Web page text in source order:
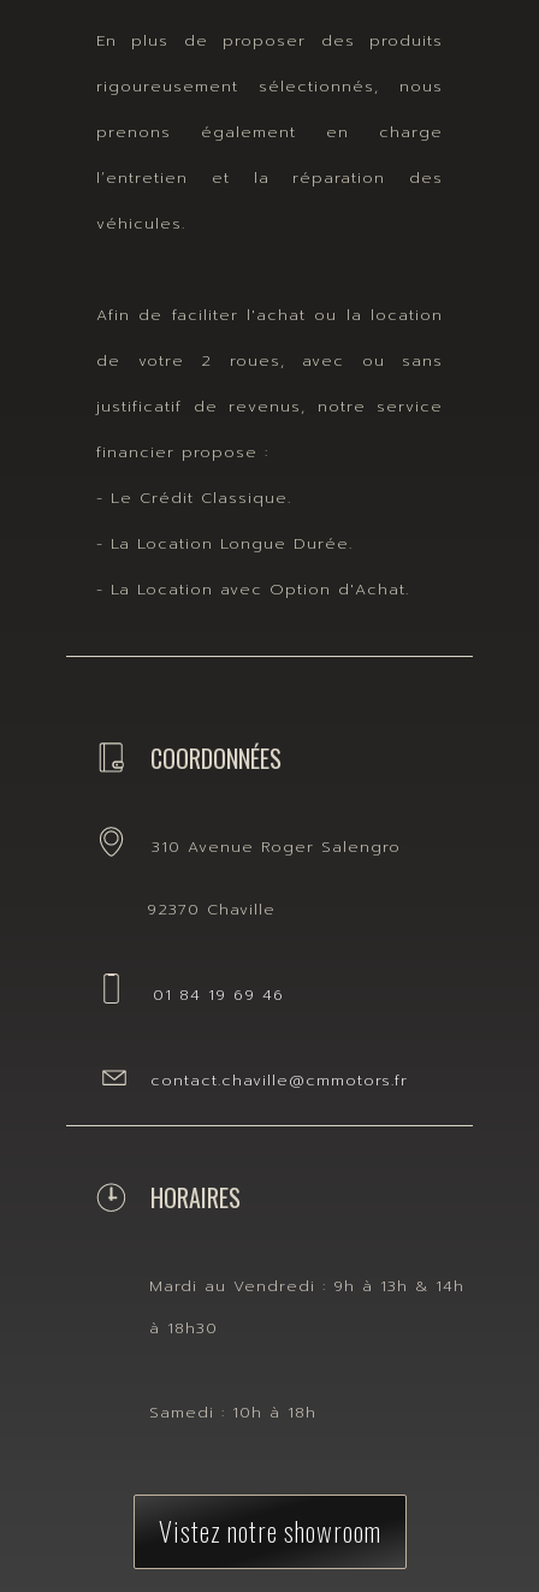
En plus de proposer des produits
rigoureusement sélectionnés, nous
prenons également en charge
l’entretien et la réparation des
véhicules.
Afin de faciliter l'achat ou la location
de votre 2 roues, avec ou sans
justificatif de revenus, notre service
financier propose :
- Le Crédit Classique.
- La Location Longue Durée.
- La Location avec Option d'Achat.
COORDONNÉES
310 Avenue Roger Salengro
92370 Chaville
01 84 19 69 46
contact.chaville@cmmotors.fr
HORAIRES
Mardi au Vendredi : 9h à 13h & 14h
à 18h30
Samedi : 10h à 18h
Vistez notre showroom